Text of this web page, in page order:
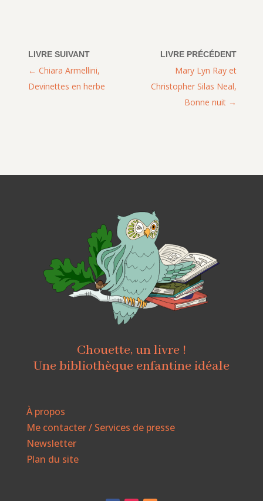
Mary Lyn Ray et
Christopher Silas Neal,
Bonne nuit
Chiara Armellini,
Devinettes en herbe
Chouette, un livre !
Une bibliothèque enfantine idéale
À propos
Me contacter / Services de presse
Newsletter
Plan du site